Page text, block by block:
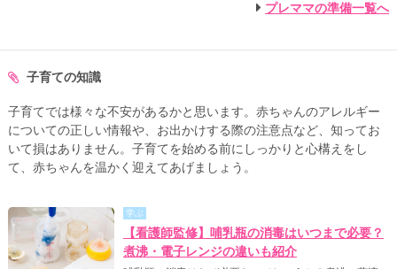
プレママの準備一覧へ
子育ての知識
子育てでは様々な不安があるかと思います。赤ちゃんのアレルギー
についての正しい情報や、お出かけする際の注意点など、知ってお
いて損はありません。子育てを始める前にしっかりと心構えをし
て、赤ちゃんを温かく迎えてあげましょう。
学ぶ
【看護師監修】哺乳瓶の消毒はいつまで必要？
煮沸・電子レンジの違いも紹介